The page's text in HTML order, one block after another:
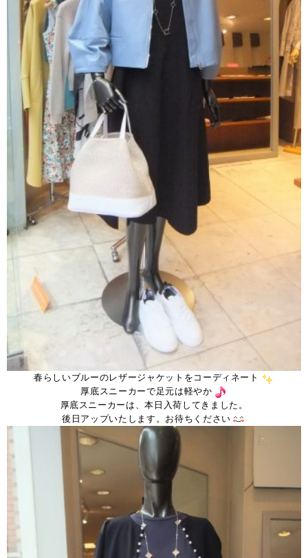
春らしいブルーのレザージャケットをコーディネート
厚底スニーカーで足元は軽やか
厚底スニーカーは、本日入荷してきました。
後日アップいたします。お待ちください